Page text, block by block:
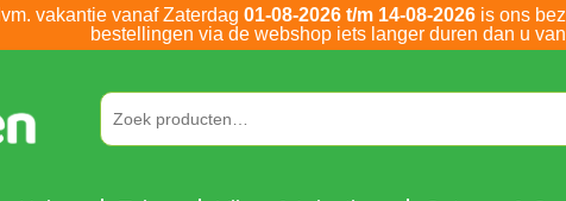
Ivm. vakantie vanaf Zaterdag 01-08-2026 t/m 14-08-2026is ons
bestellingen via de webshop iets langer duren dan u